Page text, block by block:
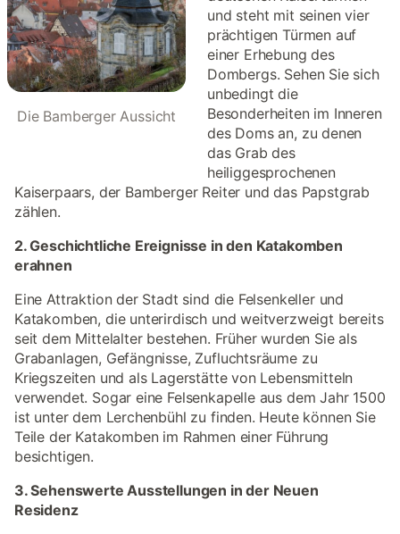
Die Bamberger Aussicht
und steht mit seinen vier
prächtigen Türmen auf
einer Erhebung des
Dombergs. Sehen Sie sich
unbedingt die
Besonderheiten im Inneren
des Doms an, zu denen
das Grab des
heiliggesprochenen
Kaiserpaars, der Bamberger Reiter und das Papstgrab
zählen.
2. Geschichtliche Ereignisse in den Katakomben
erahnen
Eine Attraktion der Stadt sind die Felsenkeller und
Katakomben, die unterirdisch und weitverzweigt bereits
seit dem Mittelalter bestehen. Früher wurden Sie als
Grabanlagen, Gefängnisse, Zufluchtsräume zu
Kriegszeiten und als Lagerstätte von Lebensmitteln
verwendet. Sogar eine Felsenkapelle aus dem Jahr 1500
ist unter dem Lerchenbühl zu finden. Heute können Sie
Teile der Katakomben im Rahmen einer Führung
besichtigen.
3. Sehenswerte Ausstellungen in der Neuen
Residenz